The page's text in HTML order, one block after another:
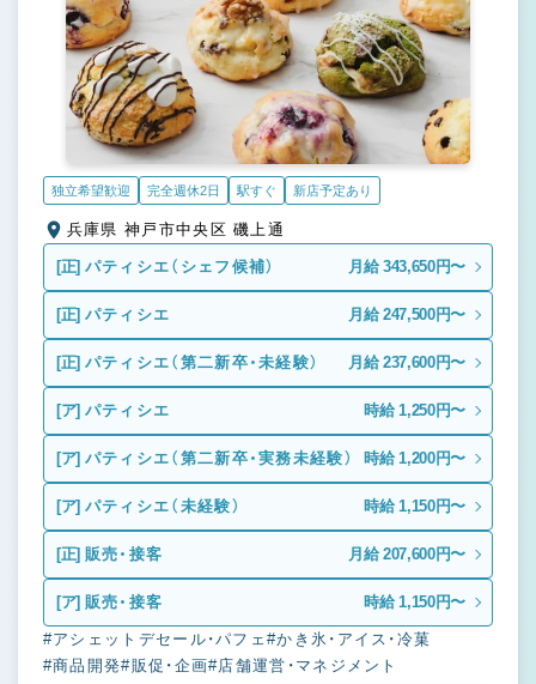
独立希望歓迎 完全週休2日 駅すぐ 新店予定あり
兵庫県 神戸市中央区 磯上通
[正] パティシエ（シェフ候補） 月給 343,650円〜
[正] パティシエ 月給 247,500円〜
[正] パティシエ（第二新卒・未経験） 月給 237,600円〜
[ア] パティシエ 時給 1,250円〜
[ア] パティシエ（第二新卒・実務未経験） 時給 1,200円〜
[ア] パティシエ（未経験） 時給 1,150円〜
[正] 販売・接客 月給 207,600円〜
[ア] 販売・接客 時給 1,150円〜
#アシェットデセール・パフェ#かき氷・アイス・冷菓
#商品開発#販促・企画#店舗運営・マネジメント